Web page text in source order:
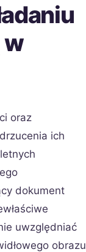
w
oraz
ich
dokument
uwzględniać
obrazu